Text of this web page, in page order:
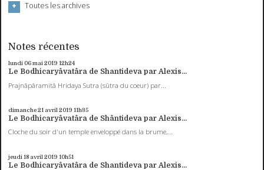
Toutes les archives
Notes récentes
lundi 06mai 2019 12h24
Le Bodhicaryâvatâra de Shantideva par Alexis...
Prajnâpâramitâ Hridaya Sutra (sûtra du coeur) par...
dimanche 21 avril 2019 11h35
Le Bodhicaryâvatâra de Shântideva par Alexis...
Cloche du soir d'un temple enveloppé dans la brume,...
jeudi 18 avril 2019 10h51
Le Bodhicaryâvatâra de Shantideva par Alexis...